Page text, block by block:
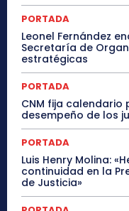
PORTADA
Leonel Fernández
Secretaría de
estratégicas
PORTADA
CNM fija
desempeño de los
PORTADA
Luis Henry Molina:
continuidad en la
de Justicia»